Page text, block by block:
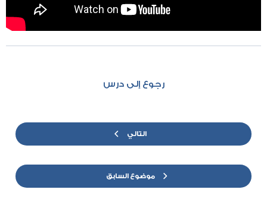
موضوع السابق
رجوع إلى درس
التالي